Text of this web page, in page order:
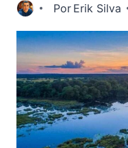
Por Erik Silva